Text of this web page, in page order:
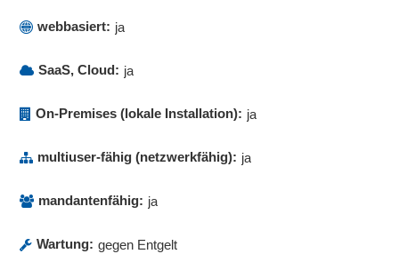
webbasiert: ja
SaaS, Cloud: ja
On-Premises (lokale Installation): ja
multiuser-fähig (netzwerkfähig): ja
mandantenfähig: ja
Wartung: gegen Entgelt